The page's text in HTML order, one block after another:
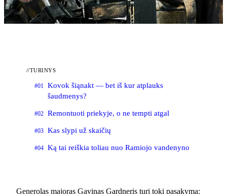
//TURINYS
#01
Kovok šiąnakt — bet iš kur atplauks
šaudmenys?
#02 Remontuoti priekyje, o ne tempti atgal
#03 Kas slypi už skaičių
#04 Ką tai reiškia toliau nuo Ramiojo vandenyno
Generolas majoras Gavinas Gardneris turi tokį pasakymą: